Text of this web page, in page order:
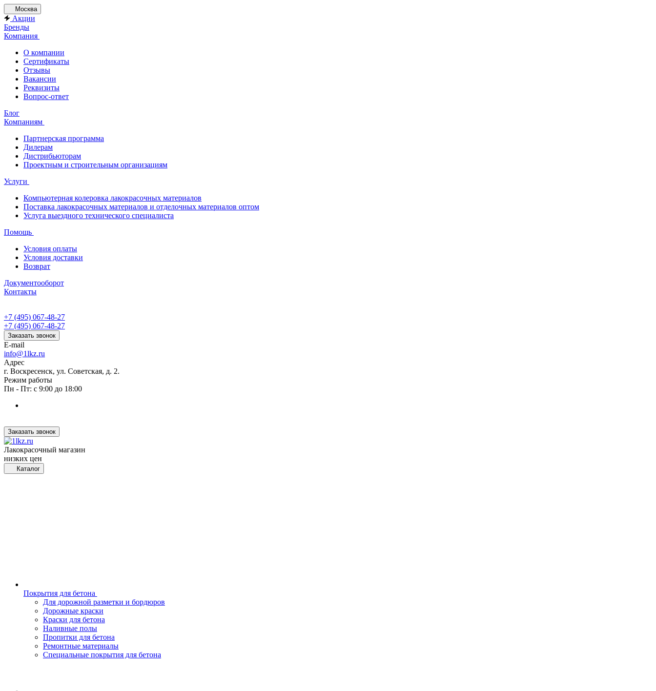
Москва
Акции
Бренды
Компания
О компании
Сертификаты
Отзывы
Вакансии
Реквизиты
Вопрос-ответ
Блог
Компаниям
Партнерская программа
Дилерам
Дистрибьюторам
Проектным и строительным организациям
Услуги
Компьютерная колеровка лакокрасочных материалов
Поставка лакокрасочных материалов и отделочных материалов оптом
Услуга выездного технического специалиста
Помощь
Условия оплаты
Условия доставки
Возврат
Документооборот
Контакты
+7 (495) 067-48-27
+7 (495) 067-48-27
Заказать звонок
E-mail
info@1lkz.ru
Адрес
г. Воскресенск, ул. Советская, д. 2.
Режим работы
Пн - Пт: с 9:00 до 18:00
Заказать звонок
Лакокрасочный магазин
низких цен
Каталог
Покрытия для бетона
Для дорожной разметки и бордюров
Дорожные краски
Краски для бетона
Наливные полы
Пропитки для бетона
Ремонтные материалы
Специальные покрытия для бетона